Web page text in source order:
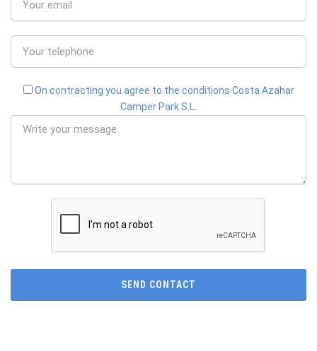
On contracting you agree to the conditions Costa Azahar
Camper Park S.L.